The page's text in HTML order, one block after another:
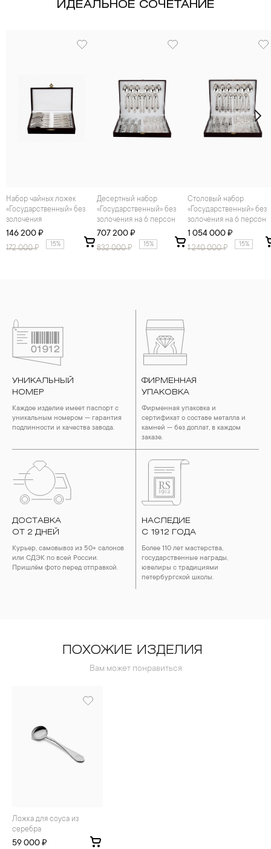
ИДЕАЛЬНОЕ СОЧЕТАНИЕ
Набор чайных ложек
«Государственный» без
золочения
146 200 ₽
172 000₽ 15%
Десертный набор
«Государственный» без
золочения на 6 персон
707 200 ₽
832 000₽ 15%
Столовый набор
«Государственный» без
золочения на 6 персон
1 054 000 ₽
1 240 000₽ 15%
УНИКАЛЬНЫЙ
НОМЕР
Каждое изделие имеет паспорт с
уникальным номером — гарантия
подлинности и качества завода.
ФИРМЕННАЯ
УПАКОВКА
Фирменная упаковка и
сертификат о составе металла и
камней — без доплат, в каждом
заказе.
ДОСТАВКА
ОТ 2 ДНЕЙ
Курьер, самовывоз из 50+ салонов
или СДЭК по всей России.
Пришлём фото перед отправкой.
НАСЛЕДИЕ
С 1912 ГОДА
Более 110 лет мастерства,
государственные награды,
ювелиры с традициями
петербургской школы.
ПОХОЖИЕ ИЗДЕЛИЯ
Вам может понравиться
Ложка для соуса из
серебра
59 000 ₽